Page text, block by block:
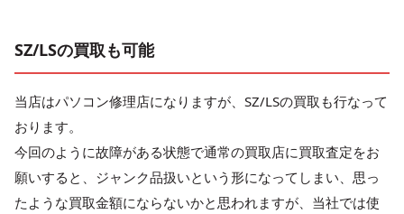
SZ/LSの買取も可能
当店はパソコン修理店になりますが、SZ/LSの買取も行なって
おります。
今回のように故障がある状態で通常の買取店に買取査定をお
願いすると、ジャンク品扱いという形になってしまい、思っ
たような買取金額にならないかと思われますが、当社では使